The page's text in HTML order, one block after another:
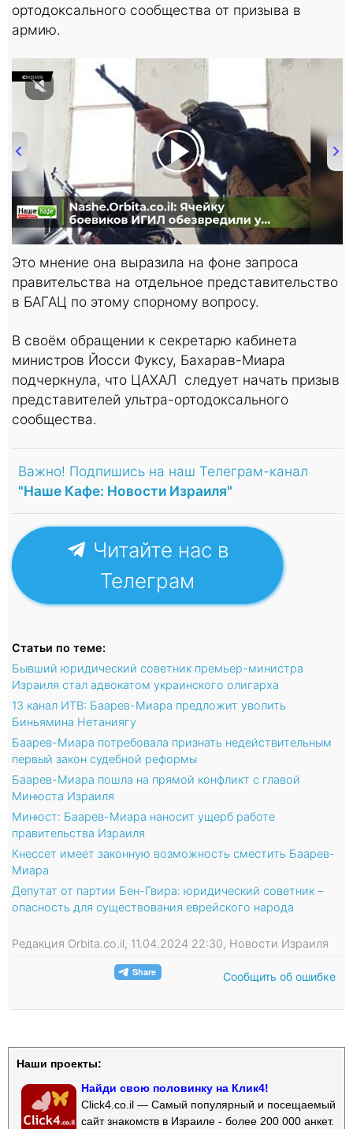
ортодоксального сообщества от призыва в
армию.
00:00/01:00
Это мнение она выразила на фоне запроса
правительства на отдельное представительство
в БАГАЦ по этому спорному вопросу.
В своём обращении к секретарю кабинета
министров Йосси Фуксу, Бахарав-Миара
подчеркнула, что ЦАХАЛ следует начать призыв
представителей ультра-ортодоксального
сообщества.
Важно! Подпишись на наш Телеграм-канал
"Наше Кафе: Новости Израиля"
Читайте нас в
Телеграм
Статьи по теме:
Бывший юридический советник премьер-министра
Израиля стал адвокатом украинского олигарха
13 канал ИТВ: Баарев-Миара предложит уволить
Биньямина Нетаниягу
Баарев-Миара потребовала признать недействительным
первый закон судебной реформы
Баарев-Миара пошла на прямой конфликт с главой
Минюста Израиля
Минюст: Баарев-Миара наносит ущерб работе
правительства Израиля
Кнессет имеет законную возможность сместить Баарев-
Миара
Депутат от партии Бен-Гвира: юридический советник –
опасность для существования еврейского народа
Редакция Orbita.co.il, 11.04.2024 22:30, Новости Израиля
Сообщить об ошибке
Наши проекты:
Найди свою половинку на Клик4!
Click4.co.il — Самый популярный и посещаемый
сайт знакомств в Израиле - более 200 000 анкет.